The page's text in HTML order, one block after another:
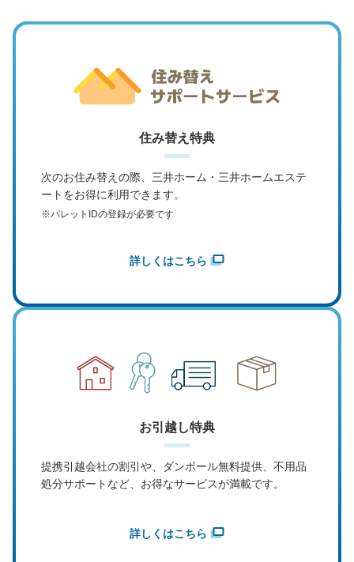
住み替え特典
次のお住み替えの際、三井ホーム・ 三井ホームエステ
ートをお得に利用できます。
※パレットIDの登録が必要です
詳しくはこちら
お引越し特典
提携引越会社の割引や、ダンボール無料提供、不用品
処分サポートなど、お得なサービスが満載です。
詳しくはこちら